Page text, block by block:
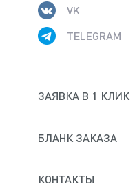
ДАЮ СОГЛАСИЕ
СОГЛАСЕН НА
ЗАЯВКА В 1 КЛИК
БЛАНК ЗАКАЗА
КОНТАКТЫ
VK
TELEGRAM